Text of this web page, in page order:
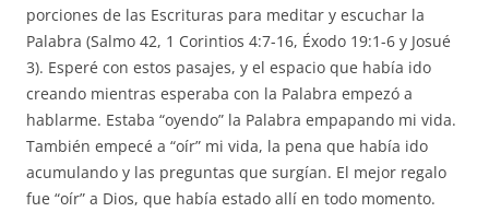
porciones de las Escrituras para meditar y escuchar la
Palabra (Salmo 42, 1 Corintios 4:7-16, Éxodo 19:1-6 y Josué
3). Esperé con estos pasajes, y el espacio que había ido
creando mientras esperaba con la Palabra empezó a
hablarme. Estaba “oyendo” la Palabra empapando mi vida.
También empecé a “oír” mi vida, la pena que había ido
acumulando y las preguntas que surgían. El mejor regalo
fue “oír” a Dios, que había estado allí en todo momento.